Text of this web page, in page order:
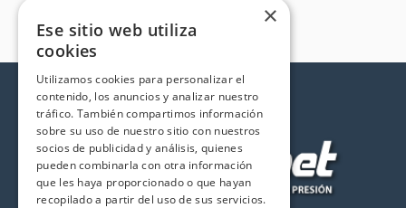
×
Ese sitio web utiliza
cookies
Utilizamos cookies para personalizar el
contenido, los anuncios y analizar nuestro
tráfico. También compartimos información
sobre su uso de nuestro sitio con nuestros
socios de publicidad y análisis, quienes
pueden combinarla con otra información
que les haya proporcionado o que hayan
recopilado a partir del uso de sus servicios.